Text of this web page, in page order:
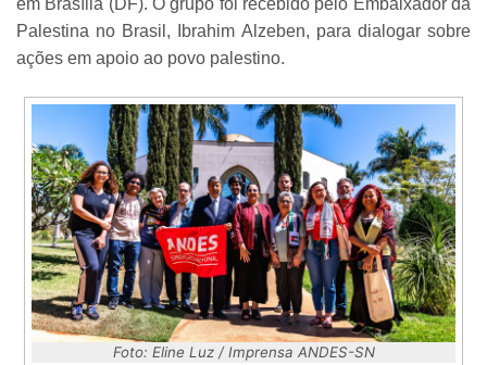
Palestina no Brasil, Ibrahim Alzeben, para dialogar sobre
ações em apoio ao povo palestino.
Foto: Eline Luz / Imprensa ANDES-SN